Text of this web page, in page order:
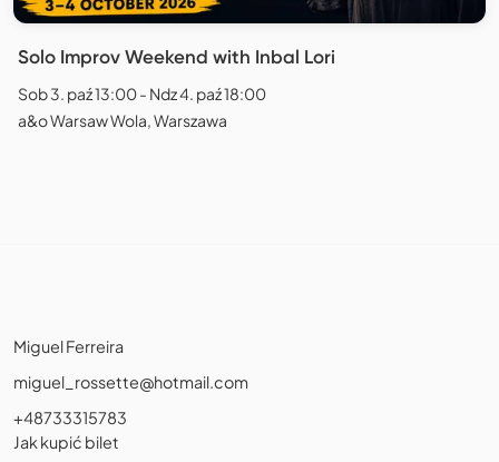
Solo Improv Weekend with Inbal Lori
Sob 3. paź 13:00 - Ndz 4. paź 18:00
a&o Warsaw Wola, Warszawa
Miguel Ferreira
miguel_rossette@hotmail.com
+48733315783
Jak kupić bilet